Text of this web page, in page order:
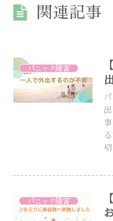
関連記事
パニック障害
パニック障害